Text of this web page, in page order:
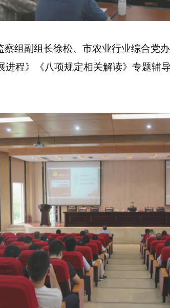
组副组长徐松、市农业行业综合党
程》《八项规定相关解读》专题辅